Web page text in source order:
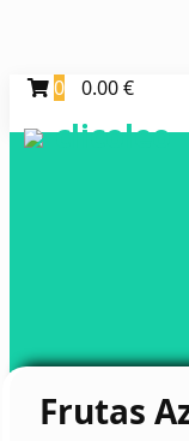
0 0.00 €
clicoleo
Frutas